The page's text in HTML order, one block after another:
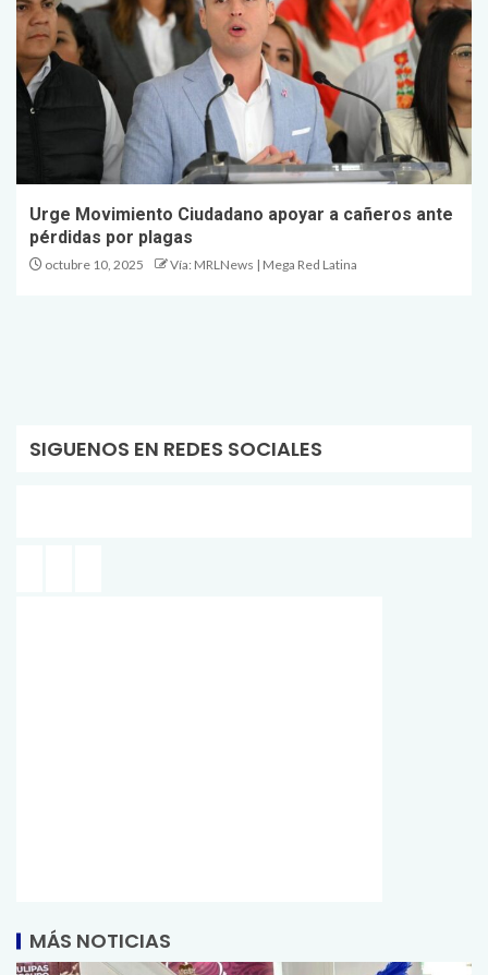
Urge Movimiento Ciudadano apoyar a cañeros ante
pérdidas por plagas
octubre 10, 2025 Vía: MRLNews | Mega Red Latina
SIGUENOS EN REDES SOCIALES
MÁS NOTICIAS